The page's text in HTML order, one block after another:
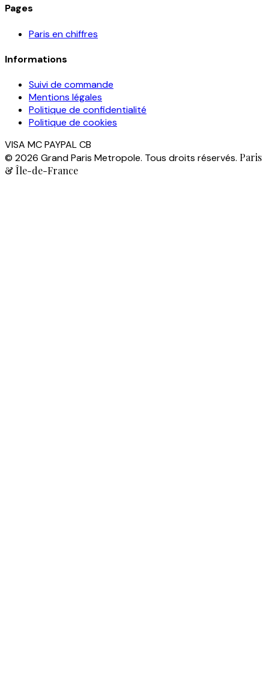
Pages
Paris en chiffres
Informations
Suivi de commande
Mentions légales
Politique de confidentialité
Politique de cookies
VISA MCPAYPALCB
© 2026 Grand Paris Metropole. Tous droits réservés. Paris
& Île-de-France